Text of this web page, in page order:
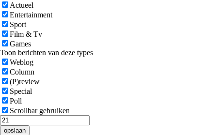
Actueel
Entertainment
Sport
Film & Tv
Games
Toon berichten van deze types
Weblog
Column
(P)review
Special
Poll
Scrollbar gebruiken
opslaan